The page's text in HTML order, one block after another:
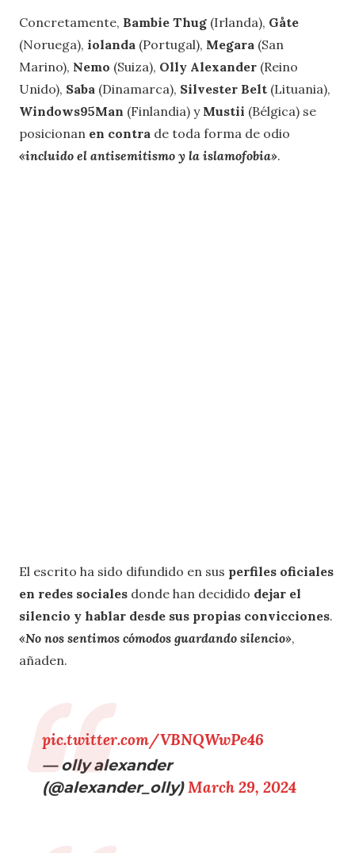
Concretamente, Bambie Thug (Irlanda), Gåte
(Noruega), iolanda (Portugal), Megara (San
Marino), Nemo (Suiza), Olly Alexander (Reino
Unido), Saba (Dinamarca), Silvester Belt (Lituania),
Windows95Man (Finlandia) y Mustii (Bélgica) se
posicionan en contra de toda forma de odio
«incluido el antisemitismo y la islamofobia».
El escrito ha sido difundido en sus perfiles oficiales
en redes sociales donde han decidido dejar el
silencio y hablar desde sus propias convicciones.
«No nos sentimos cómodos guardando silencio»,
añaden.
pic.twitter.com/VBNQWwPe46
— olly alexander
(@alexander_olly) March 29, 2024